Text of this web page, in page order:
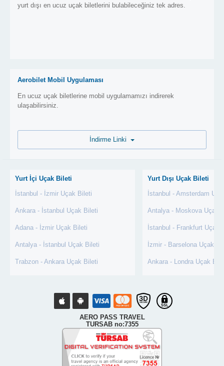
yurt dışı en ucuz uçak biletlerini bulabileceğiniz tek adres.
Aerobilet Mobil Uygulaması
En ucuz uçak biletlerine mobil uygulamamızı indirerek
ulaşabilirsiniz.
Yurt İçi Uçak Bileti
İstanbul - İzmir Uçak Bileti
Ankara - İstanbul Uçak Bileti
Adana - İzmir Uçak Bileti
Antalya - İstanbul Uçak Bileti
Trabzon - Ankara Uçak Bileti
Yurt Dışı Uçak Bileti
İstanbul - Amsterdam
Antalya - Moskova Uçak
İstanbul - Frankfurt Uçak
İzmir - Barselona Uçak
Ankara - Londra Uçak
AERO PASS TRAVEL
TURSAB no:7355